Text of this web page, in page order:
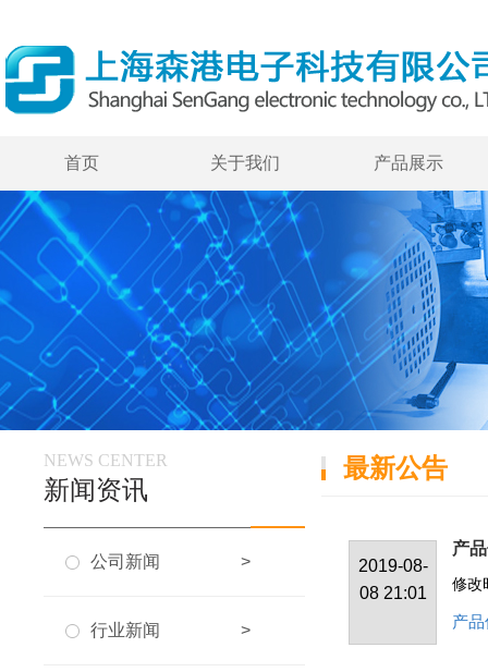
首页 关于我们 产品展示
最新公告
2019-08-
08 21:01
产
修
产
NEWS CENTER
新闻资讯
公司新闻 >
行业新闻 >